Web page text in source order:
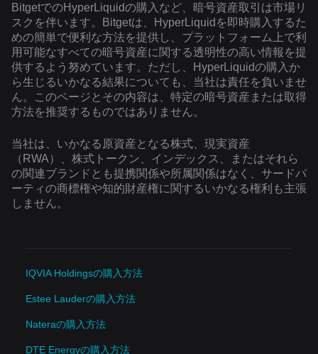
BitgetでのHyperLiquidの購入など、暗号資産取引は市場リ
スクを伴います。Bitgetは、HyperLiquidを即時購入するた
めの簡単で便利な方法を提供し、プラットフォーム上で利
用可能なすべての暗号資産に関する透明性の高い情報を提
供するよう努めています。ただし、HyperLiquidの購入か
ら生じるいかなる結果についても、当社は責任を負いませ
ん。このページとその内容は、特定の暗号資産または取得
方法を推奨するものではありません。
当社は、いかなる原資産となる株式、現実資産
（RWA）、株式トークン、インデックス、またはそれら
の関連ブランドとも提携関係や所属関係はなく、サードパ
ーティの商標権や知的財産権に関するいかなる権利も主張
しません。
IQVIA Holdingsの購入方法
Estee Lauderの購入方法
Nateraの購入方法
DTE Energyの購入方法